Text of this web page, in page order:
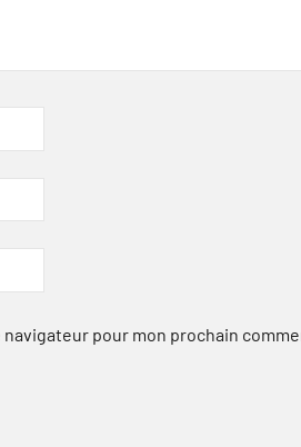
pour mon prochain